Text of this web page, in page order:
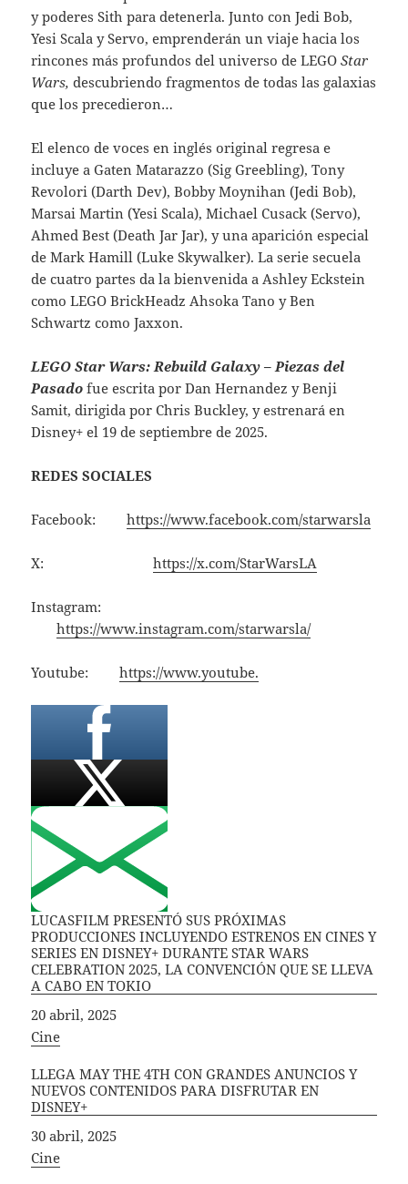
y poderes Sith para detenerla. Junto con Jedi Bob,
Yesi Scala y Servo, emprenderán un viaje hacia los
rincones más profundos del universo de LEGOStar
Wars,descubriendo fragmentos de todas las galaxias
que los precedieron…
El elenco de voces en inglés original regresa e
incluye a Gaten Matarazzo (Sig Greebling), Tony
Revolori (Darth Dev), Bobby Moynihan (Jedi Bob),
Marsai Martin (Yesi Scala), Michael Cusack (Servo),
Ahmed Best (Death Jar Jar), y una aparición especial
de Mark Hamill (Luke Skywalker). La serie secuela
de cuatro partes da la bienvenida a Ashley Eckstein
como LEGO BrickHeadz Ahsoka Tano y Ben
Schwartz como Jaxxon.
LEGO Star Wars: Rebuild Galaxy – Piezas del
Pasado fue escrita por Dan Hernandez y Benji
Samit, dirigida por Chris Buckley, y estrenará en
Disney+ el 19 de septiembre de 2025.
REDES SOCIALES
Facebook:https://www.facebook.com/starwarsla
X:https://x.com/StarWarsLA
Instagram:
https://www.instagram.com/starwarsla/
Youtube:https://www.youtube.
LUCASFILM PRESENTÓ SUS PRÓXIMAS
PRODUCCIONES INCLUYENDO ESTRENOS EN CINES Y
SERIES EN DISNEY+ DURANTE STAR WARS
CELEBRATION 2025, LA CONVENCIÓN QUE SE LLEVA
A CABO EN TOKIO
Fecha
20 abril, 2025
In relation to
Cine
LLEGA MAY THE 4TH CON GRANDES ANUNCIOS Y
NUEVOS CONTENIDOS PARA DISFRUTAR EN
DISNEY+
Fecha
30 abril, 2025
In relation to
Cine